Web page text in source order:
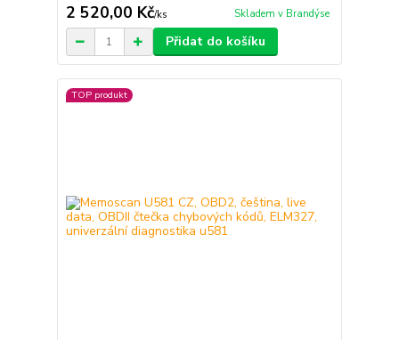
2 520,00 Kč/ks Skladem v Brandýse
Přidat do košíku
TOP produkt